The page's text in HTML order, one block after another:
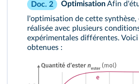
Doc. 2 OptimisationAfin
l'optimisation de cette synthèse,
réalisée avec plusieurs
expérimentales différentes.
obtenues :